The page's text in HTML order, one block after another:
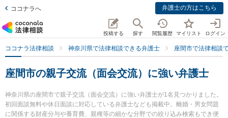
ココナラへ 弁護士の方はこちら
投稿する 探す 閲覧履歴 マイリスト ログイン
ココナラ法律相談 神奈川県で法律相談できる弁護士 座間市で法律相談
座間市の親子交流（面会交流）に強い弁護士
神奈川県の座間市で親子交流（面会交流）に強い弁護士が1名見つかりました。
初回面談無料や休日面談に対応している弁護士なども掲載中。離婚・男女問題
に関係する財産分与や養育費、親権等の細かな分野での絞り込み検索もでき便